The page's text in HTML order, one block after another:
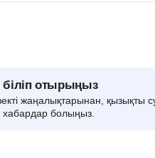
отырыңыз
жаңалықтарынан, қызықты
болыңыз.